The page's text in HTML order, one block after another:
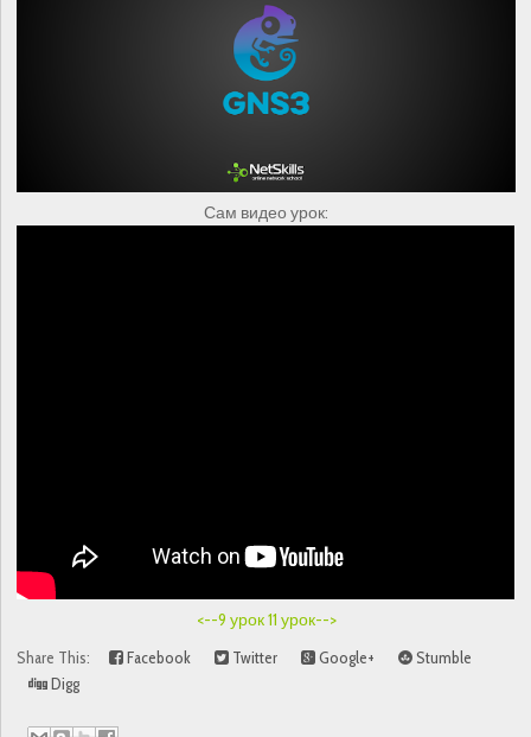
Сам видео урок:
<--9 урок11 урок-->
Share This:
Facebook Twitter Google+
Stumble
Digg